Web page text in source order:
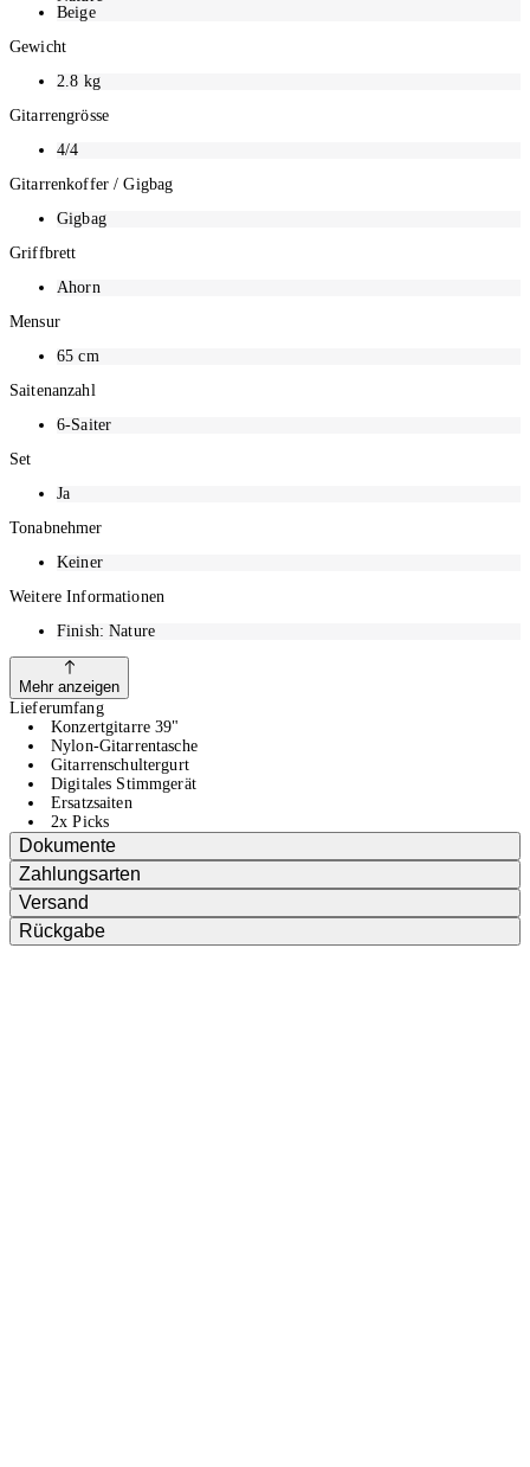
Beige
Gewicht
2.8 kg
Gitarrengrösse
4/4
Gitarrenkoffer / Gigbag
Gigbag
Griffbrett
Ahorn
Mensur
65 cm
Saitenanzahl
6-Saiter
Set
Ja
Tonabnehmer
Keiner
Weitere Informationen
Finish: Nature
Mehr anzeigen
Lieferumfang
Konzertgitarre 39"
Nylon-Gitarrentasche
Gitarrenschultergurt
Digitales Stimmgerät
Ersatzsaiten
2x Picks
Dokumente
Zahlungsarten
Versand
Rückgabe